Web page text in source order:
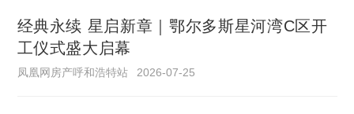
经典永续 星启新章｜鄂尔多斯星河湾C区开
工仪式盛大启幕
凤凰网房产呼和浩特站 2026-07-25